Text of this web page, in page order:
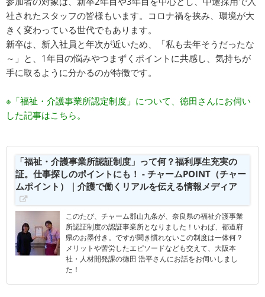
社されたスタッフの皆様もいます。コロナ禍を挟み、環境が大
きく変わっている世代でもあります。
新卒は、新入社員と年次が近いため、「私も去年そうだったな
～」と、1年目の悩みやつまずくポイントに共感し、気持ちが
手に取るように分かるのが特徴です。
※「福祉・介護事業所認定制度」について、徳田さんにお伺い
した記事はこちら。
「福祉・介護事業所認証制度」って何？福利厚生充実の
証。仕事探しのポイントにも！ - チャームPOINT（チャー
ムポイント）｜介護で働くリアルを伝える情報メディア
このたび、チャーム郡山九条が、奈良県の福祉介護事業
所認証制度の認証事業所となりました！いわば、都道府
県のお墨付き。ですが聞き慣れないこの制度は一体何？
メリットや苦労したエピソードなども交えて、大阪本
社・人材開発課の徳田 浩平さんにお話をお伺いしまし
た！